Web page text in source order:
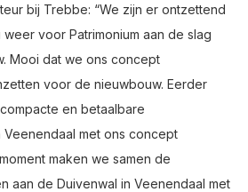
bij Trebbe: “We zijn er ontzettend
voor Patrimonium aan de slag
Mooi dat we ons concept
voor de nieuwbouw. Eerder
en betaalbare
met ons concept
maken we samen de
aan de Duivenwal in Veenendaal met